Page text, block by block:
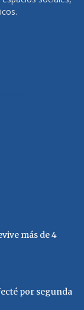
más de 4
por segunda